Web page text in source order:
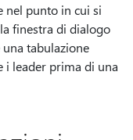
nel punto in cui si
finestra di dialogo
tabulazione
i leader prima di una